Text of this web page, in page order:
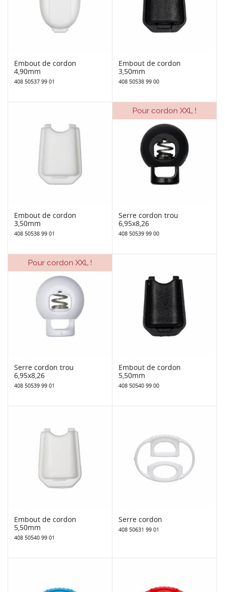
Embout de cordon
4,90mm
408 50537 99 01
Embout de cordon
3,50mm
408 50538 99 00
Embout de cordon
3,50mm
408 50538 99 01
Pour cordon XXL !
Serre cordon trou
6,95x8,26
408 50539 99 00
Pour cordon XXL !
Serre cordon trou
6,95x8,26
408 50539 99 01
Embout de cordon
5,50mm
408 50540 99 00
Embout de cordon
5,50mm
408 50540 99 01
Serre cordon
408 50631 99 01